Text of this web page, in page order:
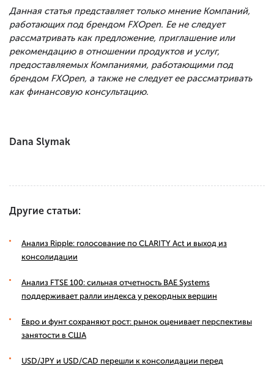
Данная статья представляет только мнение Компаний,
работающих под брендом FXOpen. Ее не следует
рассматривать как предложение, приглашение или
рекомендацию в отношении продуктов и услуг,
предоставляемых Компаниями, работающими под
брендом FXOpen, а также не следует ее рассматривать
как финансовую консультацию.
Dana Slymak
Другие статьи:
Анализ Ripple: голосование по CLARITY Act и выход из
консолидации
Анализ FTSE 100: сильная отчетность BAE Systems
поддерживает ралли индекса у рекордных вершин
Евро и фунт сохраняют рост: рынок оценивает перспективы
занятости в США
USD/JPY и USD/CAD перешли к консолидации перед